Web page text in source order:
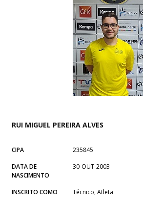
RUI MIGUEL PEREIRA ALVES
CIPA
235845
DATA DE
NASCIMENTO
30-OUT-2003
INSCRITO COMO Técnico, Atleta